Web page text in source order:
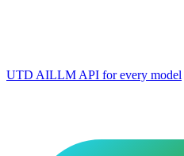
UTD AILLM API for every model